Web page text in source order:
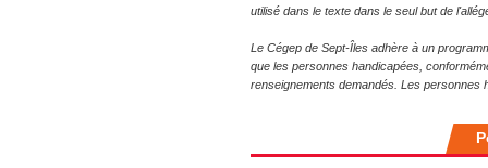
utilisé dans le texte dans le seul but de
Le Cégep de Sept-Îles adhère à un
que les personnes handicapées,
renseignements demandés. Les personnes